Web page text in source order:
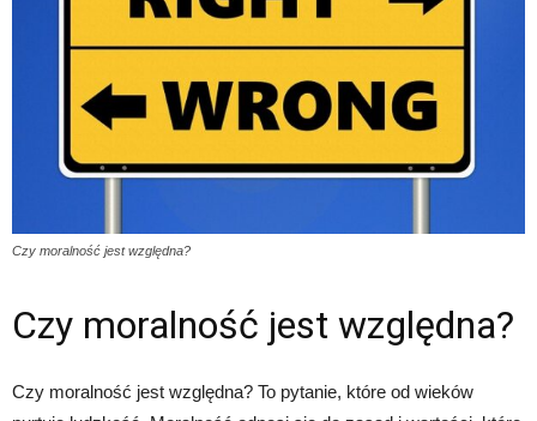
Czy moralność jest względna?
Czy moralność jest względna?
Czy moralność jest względna? To pytanie, które od wieków